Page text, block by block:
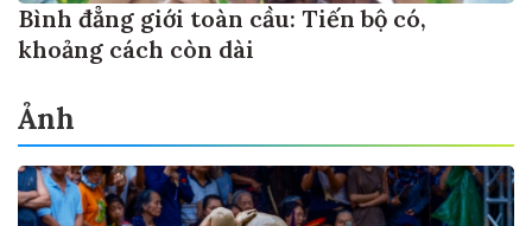
Bình đẳng giới toàn cầu: Tiến bộ có,
khoảng cách còn dài
Ảnh